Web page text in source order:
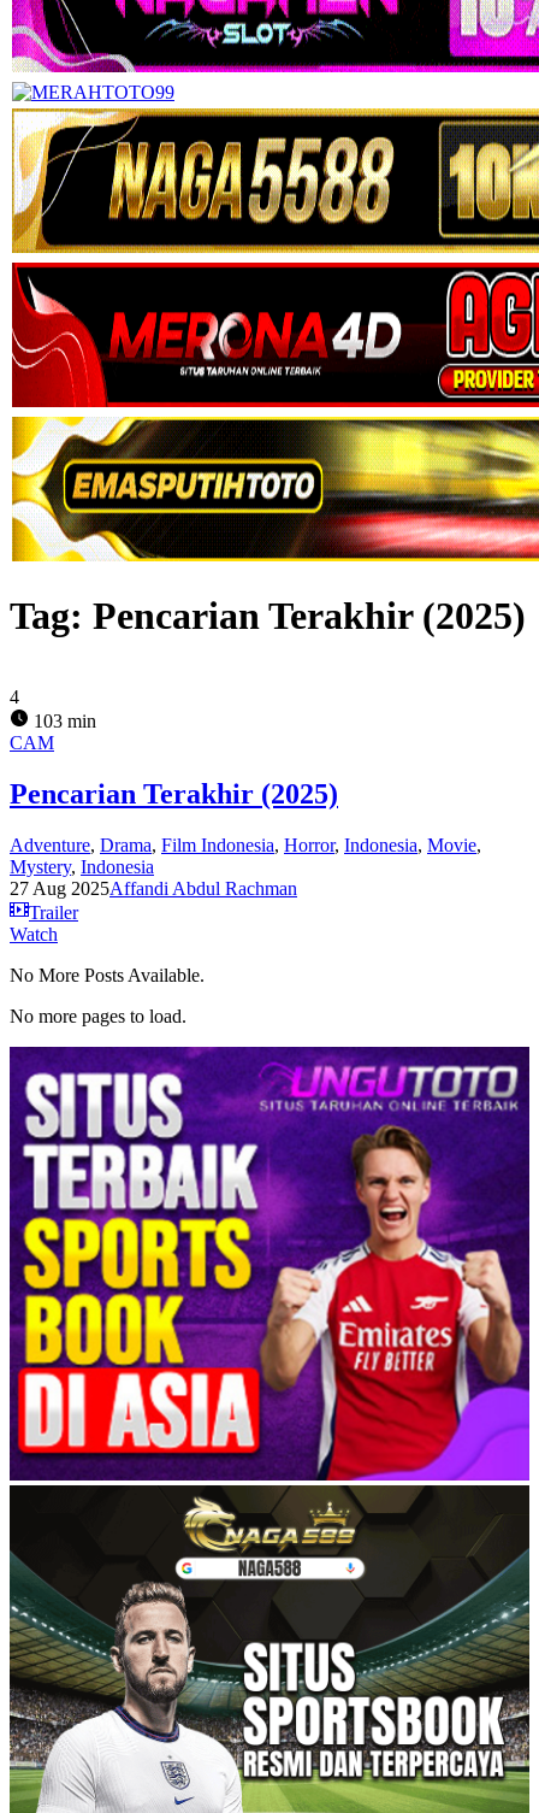
Tag: Pencarian Terakhir (2025)
4
103 min
CAM
Pencarian Terakhir (2025)
Adventure, Drama, Film Indonesia, Horror, Indonesia, Movie,
Mystery, Indonesia
27 Aug 2025Affandi Abdul Rachman
Trailer
Watch
No More Posts Available.
No more pages to load.